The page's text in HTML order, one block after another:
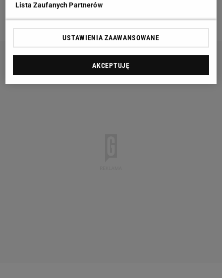
Podział na koszyki przed losowaniem Ligi Narodów
2020/21:
Lista Zaufanych Partnerów
USTAWIENIA ZAAWANSOWANE
AKCEPTUJĘ